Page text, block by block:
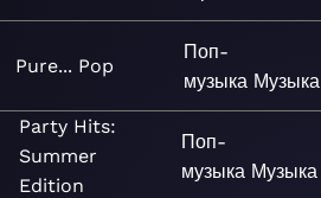
Pure... Pop
Поп-
музыка Музыка
Party Hits:
Summer
Edition
Поп-
музыка Музыка